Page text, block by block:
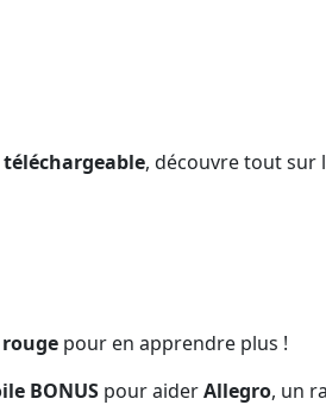
téléchargeable, découvre tout sur
rouge pour en apprendre plus !
BONUS pour aiderAllegro, un